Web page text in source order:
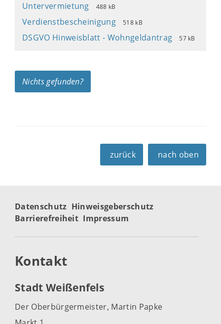
Untervermietung
488 kB
Verdienstbescheinigung 518 kB
DSGVO Hinweisblatt - Wohngeldantrag 57 kB
Nichts gefunden?
zurück nach oben
Datenschutz Hinweisgeberschutz
Barrierefreiheit Impressum
Kontakt
Stadt Weißenfels
Der Oberbürgermeister, Martin Papke